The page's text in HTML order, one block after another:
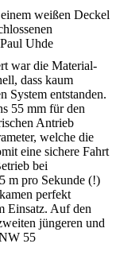
Uhde
war die Material-
dass kaum
System entstanden.
55 mm für den
Antrieb
welche die
eine sichere Fahrt
bei
m pro Sekunde (!)
perfekt
Einsatz. Auf den
jüngeren und
55